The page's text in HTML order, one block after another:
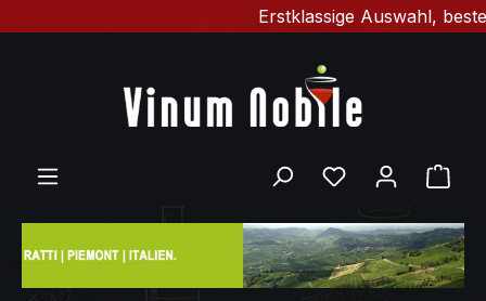
Erstklassige Auswahl,
Du hast 0